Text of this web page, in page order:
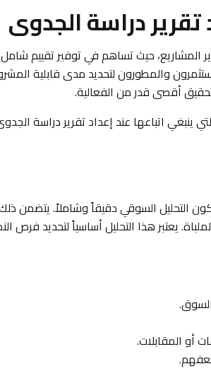
دراسة الجدوى
المشاريع، حيث تساهم في توفير تقييم
والمطورون لتحديد مدى قابلية
أقصى قدر من الفعالية.
اتباعها عند إعداد تقرير دراسة
التحليل السوقي دقيقاً وشاملاً. يتضمن
يعتبر هذا التحليل أساسياً لتحديد فرص
أو المقابلات.